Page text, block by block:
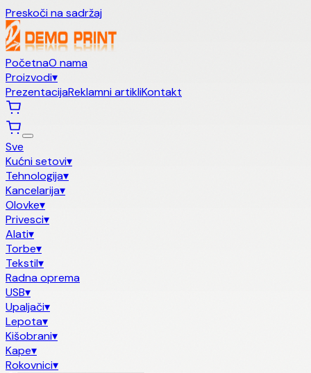
Preskoči na sadržaj
PočetnaO nama
Proizvodi▾
PrezentacijaReklamni artikliKontakt
Sve
Kućni setovi▾
Tehnologija▾
Kancelarija▾
Olovke▾
Privesci▾
Alati▾
Torbe▾
Tekstil▾
Radna oprema
USB▾
Upaljači▾
Lepota▾
Kišobrani▾
Kape▾
Rokovnici▾